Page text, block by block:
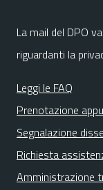
La mail del DPO
riguardanti la
Leggi le FAQ
Prenotazione
Segnalazione
Richiesta
Amministrazione